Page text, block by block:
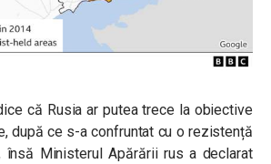
că Rusia ar putea trece la obiective
după ce s-a confruntat cu o rezistență
însă Ministerul Apărării rus a declarat